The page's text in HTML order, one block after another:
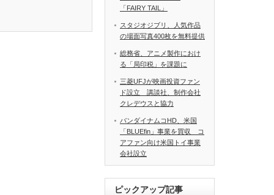
「FAIRY TAIL」
スタジオジブリ、人気作品
の場面写真400枚を無料提供
総務省、アニメ製作におけ
る「局印税」を課題に
三菱UFJが映画投資ファン
ド設立 講談社、制作会社
クレデウスと協力
バンダイナムコHD、米国
「BLUEfin」事業を買収 コ
アファン向け米国トイ事業
会社設立
ピックアップ記事